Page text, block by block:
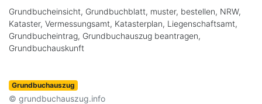
Grundbucheinsicht, Grundbuchblatt, muster, bestellen, NRW,
Kataster, Vermessungsamt, Katasterplan, Liegenschaftsamt,
Grundbucheintrag, Grundbuchauszug beantragen,
Grundbuchauskunft
Grundbuchauszug
© grundbuchauszug.info